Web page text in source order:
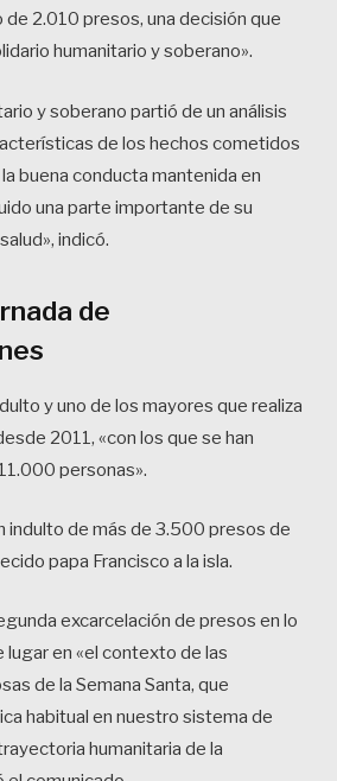
2.010 presos, una decisión que
humanitario y soberano».
y soberano partió de un análisis
de los hechos cometidos
buena conducta mantenida en
una parte importante de su
indicó.
de
y uno de los mayores que realiza
2011, «con los que se han
personas».
indulto de más de 3.500 presos de
papa Francisco a la isla.
excarcelación de presos en lo
lugar en «el contexto de las
de la Semana Santa, que
habitual en nuestro sistema de
humanitaria de la